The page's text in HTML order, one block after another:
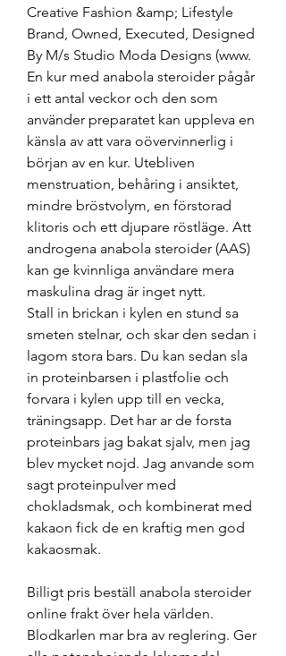
Creative Fashion &amp; Lifestyle
Brand, Owned, Executed, Designed
By M/s Studio Moda Designs (www.
En kur med anabola steroider pågår
i ett antal veckor och den som
använder preparatet kan uppleva en
känsla av att vara oövervinnerlig i
början av en kur. Utebliven
menstruation, behåring i ansiktet,
mindre bröstvolym, en förstorad
klitoris och ett djupare röstläge. Att
androgena anabola steroider (AAS)
kan ge kvinnliga användare mera
maskulina drag är inget nytt.
Stall in brickan i kylen en stund sa
smeten stelnar, och skar den sedan i
lagom stora bars. Du kan sedan sla
in proteinbarsen i plastfolie och
forvara i kylen upp till en vecka,
träningsapp. Det har ar de forsta
proteinbars jag bakat sjalv, men jag
blev mycket nojd. Jag anvande som
sagt proteinpulver med
chokladsmak, och kombinerat med
kakaon fick de en kraftig men god
kakaosmak.
Billigt pris beställ anabola steroider
online frakt över hela världen.
Blodkarlen mar bra av reglering. Ger